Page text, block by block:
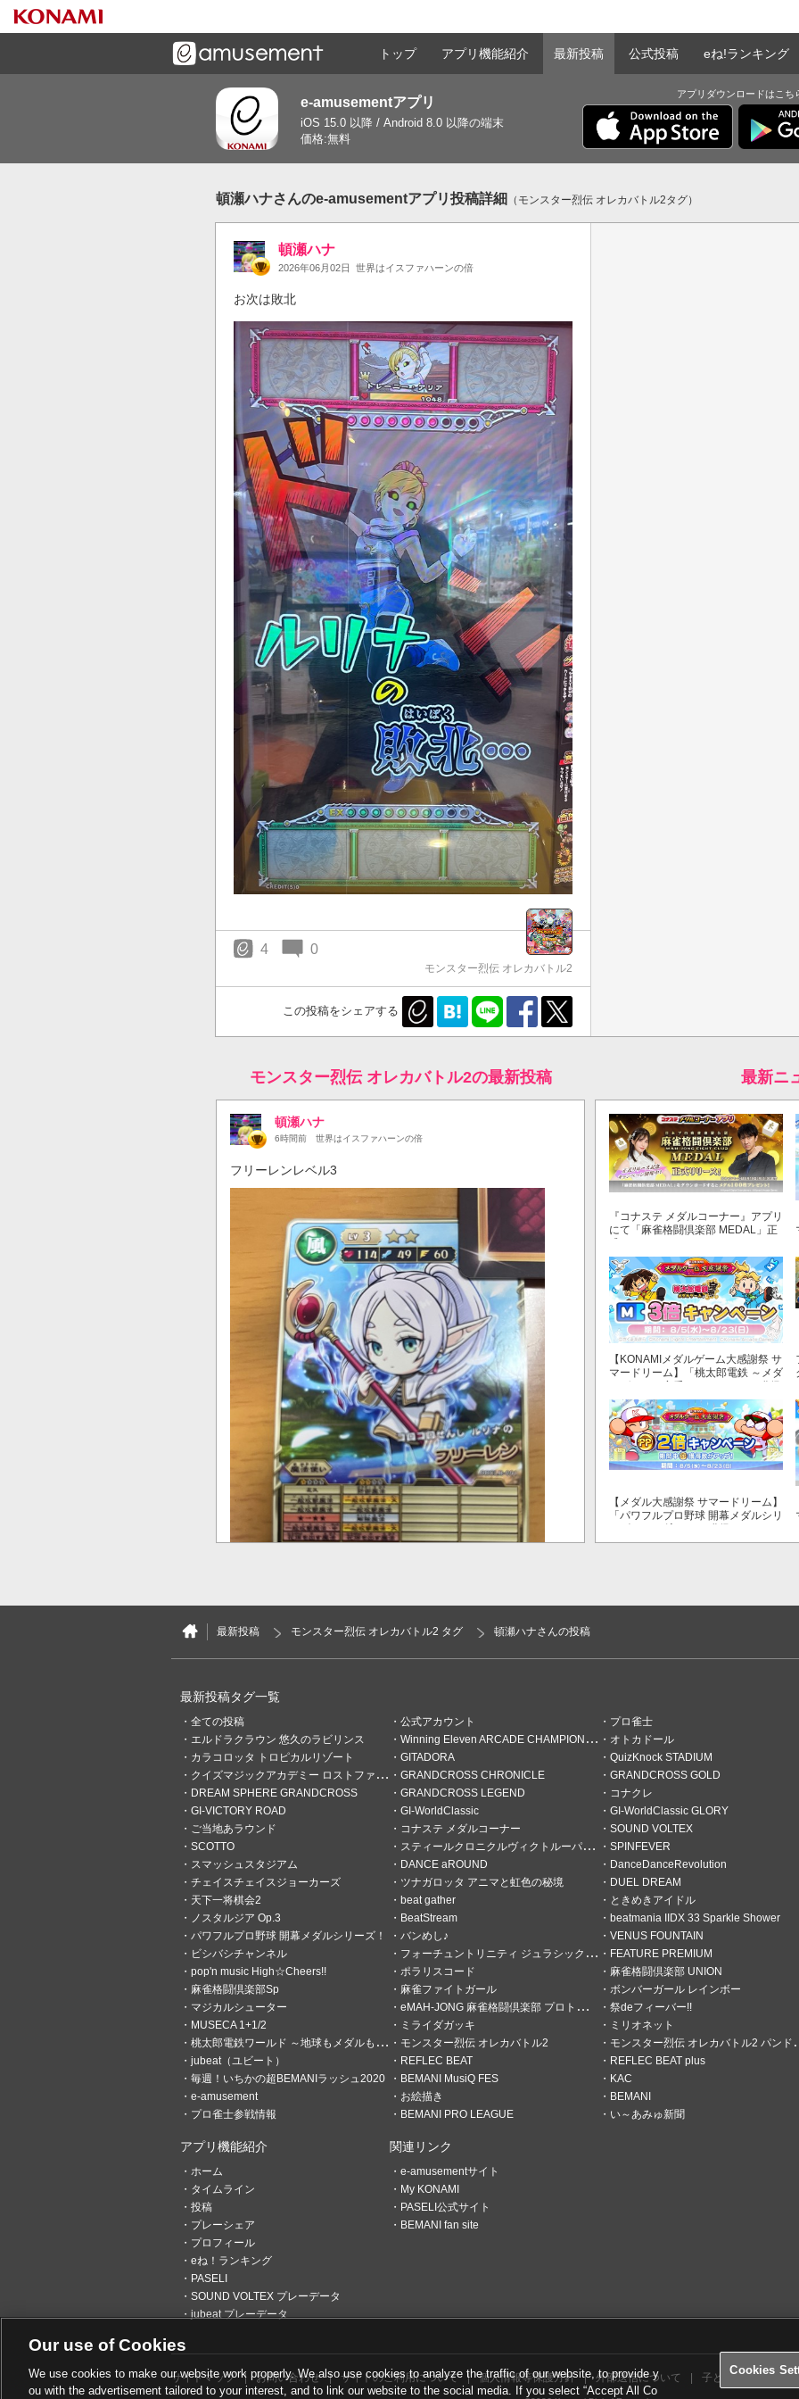
ゲームと連携したコミュニケーションアプリで
トップ アプリ機能紹介 最新投稿 公式投稿 eね!ランキング
e-amusementアプリ
iOS 15.0 以降 / Android 8.0 以降の端末
価格:無料
アプリダウンロードはこち
頓瀬ハナさんのe-amusementアプリ投稿詳細 （モンスター烈伝 オレカバトル2タグ）
頓瀬ハナ
2026年06月02日 世界はイスファハーンの倍
お次は敗北
4 0
モンスター烈伝 オレカバトル2
この投稿をシェアする
モンスター烈伝 オレカバトル2の最新投稿
頓瀬ハナ
6時間前 世界はイスファハーンの倍
フリーレンレベル3
頓瀬ハナ
1日前 世界はイスファハーンの倍
フリーレンレベル2
最新ニ
『コナステ メダルコーナー』アプリ
にて「麻雀格闘倶楽部 MEDAL」正
式リリース！
【KONAMIメダルゲーム大感謝祭 サ
マードリーム】「桃太郎電鉄 ～メダ
ルゲームも定番！～」でマイル獲得
数が3倍！
【メダル大感謝祭 サマードリーム】
「パワフルプロ野球 開幕メダルシリ
ーズ！ 二刀流！」で獲得できるPP
が2倍！
最新投稿 モンスター烈伝 オレカバトル2 タグ 頓瀬ハナさんの投稿
最新投稿タグ一覧
全ての投稿 公式アカウント
プロ雀士
エルドラクラウン 悠久のラビリンス
Winning Eleven ARCADE CHAMPIONSHIP
オトカドール
カラコロッタ トロピカルリゾート
GITADORA
QuizKnock STADIUM
クイズマジックアカデミー ロストファンタリウム
GRANDCROSS CHRONICLE
GRANDCROSS GOLD
DREAM SPHERE GRANDCROSS
GRANDCROSS LEGEND
コナクレ
GI-VICTORY ROAD
GI-WorldClassic
GI-WorldClassic GLORY
ご当地あラウンド
コナステ メダルコーナー
SOUND VOLTEX
SCOTTO
スティールクロニクルヴィクトルーパーズ
SPINFEVER
スマッシュスタジアム
DANCE aROUND
DanceDanceRevolution
チェイスチェイスジョーカーズ
ツナガロッタ アニマと虹色の秘境
DUEL DREAM
天下一将棋会2
beat gather
ときめきアイドル
ノスタルジア Op.3
BeatStream
beatmania IIDX 33 Sparkle Shower
パワフルプロ野球 開幕メダルシリーズ！
バンめし♪
VENUS FOUNTAIN
ビシバシチャンネル
フォーチュントリニティ ジュラシックトレジャー
FEATURE PREMIUM
pop'n music High☆Cheers!!
ポラリスコード
麻雀格闘倶楽部 UNION
麻雀格闘倶楽部Sp
麻雀ファイトガール
ボンバーガール レインボー
マジカルシューター
eMAH-JONG 麻雀格闘倶楽部 プロトーナメント
祭deフィーバー!!
MUSECA 1+1/2
ミライダガッキ
ミリオネット
桃太郎電鉄ワールド ～地球もメダルもまわってる！～
モンスター烈伝 オレカバトル2
モンスター烈伝 オレカバトル2 パンドラのメダル
jubeat（ユビート）
REFLEC BEAT
REFLEC BEAT plus
毎週！いちかの超BEMANIラッシュ2020
BEMANI MusiQ FES
KAC
e-amusement
お絵描き
BEMANI
プロ雀士参戦情報
BEMANI PRO LEAGUE い～あみゅ新聞
アプリ機能紹介
ホーム
タイムライン
投稿
プレーシェア
プロフィール
eね！ランキング
PASELI
SOUND VOLTEX プレーデータ
jubeat プレーデータ
関連リンク
e-amusementサイト
My KONAMI
PASELI公式サイト
BEMANI fan site
サイトマップ お問い合わせ サイトのご利用について 個人情報等保護方針 外部送信について 子どもの安全基準
Our use of Cookies
We use cookies to make our website work properly. We also use cookies to analyze the traffic of our website, to provide y
ou with the advertisement tailored to your interest, and to link our website to the social media. If you select “Accept All Co
Cookies